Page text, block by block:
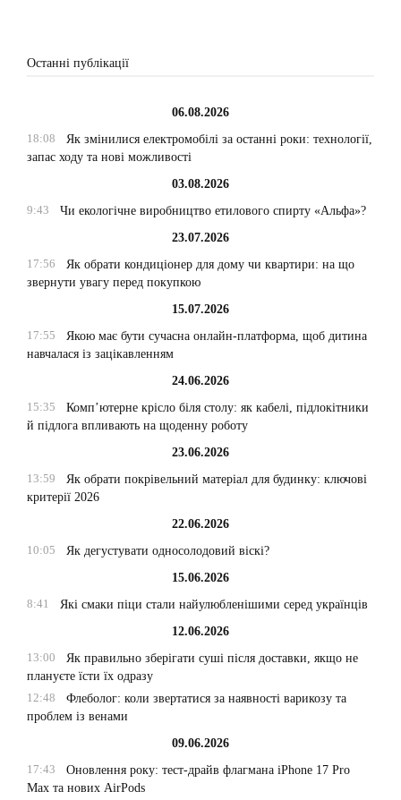
Останні публікації
06.08.2026
18:08
Як змінилися електромобілі за останні роки: технології,
запас ходу та нові можливості
03.08.2026
9:43
Чи екологічне виробництво етилового спирту «Альфа»?
23.07.2026
17:56
Як обрати кондиціонер для дому чи квартири: на що
звернути увагу перед покупкою
15.07.2026
17:55
Якою має бути сучасна онлайн-платформа, щоб дитина
навчалася із зацікавленням
24.06.2026
15:35
Комп’ютерне крісло біля столу: як кабелі, підлокітники
й підлога впливають на щоденну роботу
23.06.2026
13:59
Як обрати покрівельний матеріал для будинку: ключові
критерії 2026
22.06.2026
10:05
Як дегустувати односолодовий віскі?
15.06.2026
8:41
Які смаки піци стали найулюбленішими серед українців
12.06.2026
13:00
Як правильно зберігати суші після доставки, якщо не
плануєте їсти їх одразу
12:48
Флеболог: коли звертатися за наявності варикозу та
проблем із венами
09.06.2026
17:43
Оновлення року: тест-драйв флагмана iPhone 17 Pro
Max та нових AirPods